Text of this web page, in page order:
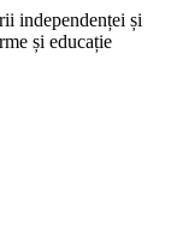
independenței și
și educație